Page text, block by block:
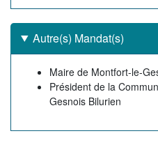
Autre(s) Mandat(s)
Autre(s)
mandat(s)
Maire de Montfort-le-
Président de la
Gesnois Bilurien